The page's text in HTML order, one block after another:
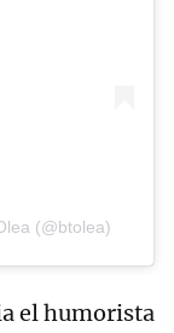
(@btolea)
el humorista